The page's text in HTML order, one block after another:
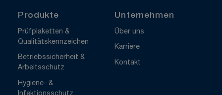
Produkte
Prüfplaketten &
Qualitätskennzeichen
Betriebssicherheit &
Arbeitsschutz
Hygiene- &
Unternehmen
Über uns
Karriere
Kontakt